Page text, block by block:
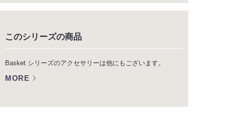
このシリーズの商品
Basket シリーズのアクセサリーは他にもございます。
MORE